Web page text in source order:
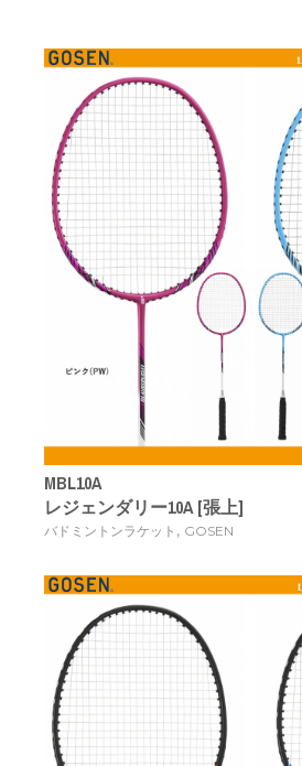
MBL10A
レジェンダリー10A [張上]
バドミントンラケット , GOSEN